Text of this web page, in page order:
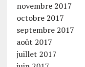
novembre 2017
octobre 2017
septembre 2017
août 2017
juillet 2017